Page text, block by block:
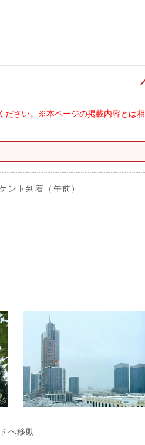
ださい。※本ページの掲載内容とは相
ント到着（午前）
へ移動